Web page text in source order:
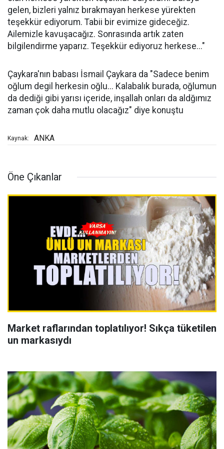
gelen, bizleri yalnız bırakmayan herkese yürekten
teşekkür ediyorum. Tabii bir evimize gideceğiz.
Ailemizle kavuşacağız. Sonrasında artık zaten
bilgilendirme yaparız. Teşekkür ediyoruz herkese..."
Çaykara'nın babası İsmail Çaykara da "Sadece benim
oğlum degil herkesin oğlu... Kalabalık burada, oğlumun
da dediği gibi yarısı içeride, inşallah onları da aldğımız
zaman çok daha mutlu olacağız" diye konuştu
Kaynak: ANKA
Öne Çıkanlar
Market raflarından toplatılıyor! Sıkça tüketilen
un markasıydı